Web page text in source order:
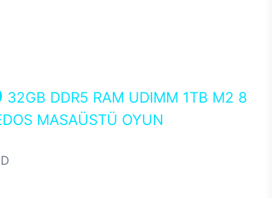
32GB DDR5 RAM UDIMM 1TB M2 8
MASAÜSTÜ OYUN